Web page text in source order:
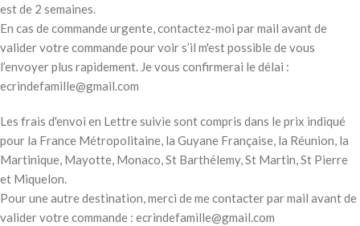
est de 2 semaines.
En cas de commande urgente, contactez-moi par mail avant de
valider votre commande pour voir s’il m'est possible de vous
l’envoyer plus rapidement. Je vous confirmerai le délai :
ecrindefamille@gmail.com
Les frais d'envoi en Lettre suivie sont compris dans le prix indiqué
pour la France Métropolitaine, la Guyane Française, la Réunion, la
Martinique, Mayotte, Monaco, St Barthélemy, St Martin, St Pierre
et Miquelon.
Pour une autre destination, merci de me contacter par mail avant de
valider votre commande : ecrindefamille@gmail.com